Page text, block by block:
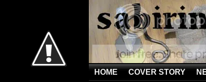
HOME COVER STORY